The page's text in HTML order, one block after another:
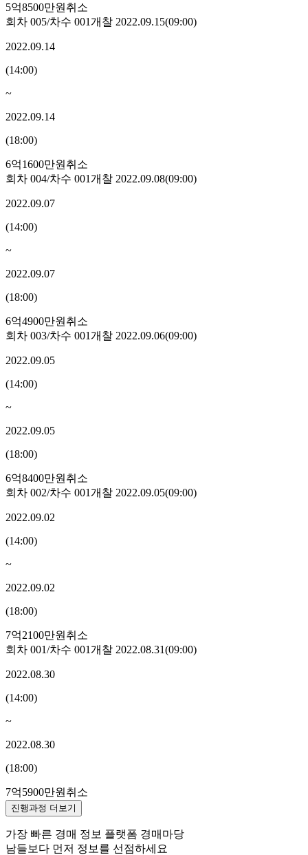
5억8500만원 취소
회차 005/차수 001개찰 2022.09.15(09:00)
2022.09.14
(14:00)
~
2022.09.14
(18:00)
6억1600만원 취소
회차 004/차수 001개찰 2022.09.08(09:00)
2022.09.07
(14:00)
~
2022.09.07
(18:00)
6억4900만원 취소
회차 003/차수 001개찰 2022.09.06(09:00)
2022.09.05
(14:00)
~
2022.09.05
(18:00)
6억8400만원 취소
회차 002/차수 001개찰 2022.09.05(09:00)
2022.09.02
(14:00)
~
2022.09.02
(18:00)
7억2100만원 취소
회차 001/차수 001개찰 2022.08.31(09:00)
2022.08.30
(14:00)
~
2022.08.30
(18:00)
7억5900만원 취소
진행과정 더보기
가장 빠른 경매 정보 플랫폼 경매마당
남들보다 먼저 정보를 선점하세요